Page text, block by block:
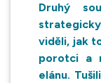
Druhý
viděli, jak
porotci a
elánu.